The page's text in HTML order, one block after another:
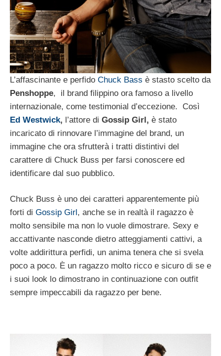
L’affascinante e perfido Chuck Bass è stasto scelto da
Penshoppe, il brand filippino ora famoso a livello
internazionale, come testimonial d’eccezione. Così
Ed Westwick, l’attore di Gossip Girl, è stato
incaricato di rinnovare l’immagine del brand, un
immagine che ora sfrutterà i tratti distintivi del
carattere di Chuck Buss per farsi conoscere ed
identificare dal suo pubblico.
Chuck Buss è uno dei caratteri apparentemente più
forti di Gossip Girl, anche se in realtà il ragazzo è
molto sensibile ma non lo vuole dimostrare. Sexy e
accattivante nasconde dietro atteggiamenti cattivi, a
volte addirittura perfidi, un anima tenera che si svela
poco a poco. È un ragazzo molto ricco e sicuro di se e
i suoi look lo dimostrano in continuazione con outfit
sempre impeccabili da ragazzo per bene.